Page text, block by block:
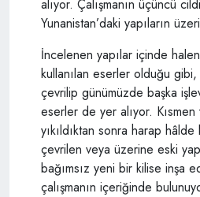
alıyor. Çalışmanın üçüncü
Yunanistan’daki yapıların
İncelenen yapılar içinde
kullanılan eserler olduğu
çevrilip günümüzde başka
eserler de yer alıyor. Kısmen
yıkıldıktan sonra harap hâlde
çevrilen veya üzerine eski
bağımsız yeni bir kilise inşa
çalışmanın içeriğinde